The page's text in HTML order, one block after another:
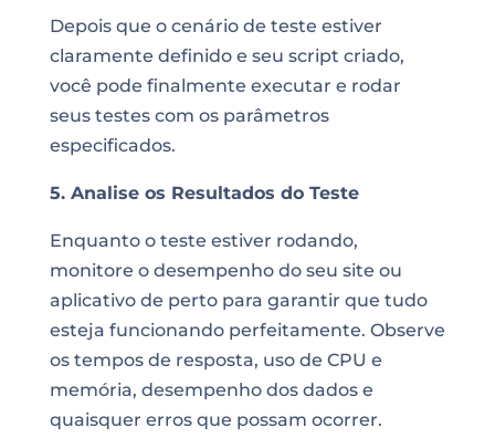
Depois que o cenário de teste estiver
claramente definido e seu script criado,
você pode finalmente executar e rodar
seus testes com os parâmetros
especificados.
5. Analise os Resultados do Teste
Enquanto o teste estiver rodando,
monitore o desempenho do seu site ou
aplicativo de perto para garantir que tudo
esteja funcionando perfeitamente. Observe
os tempos de resposta, uso de CPU e
memória, desempenho dos dados e
quaisquer erros que possam ocorrer.